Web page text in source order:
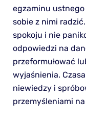
egzaminu
sobie z nimi
spokoju i nie
odpowiedzi na
przeformułować
wyjaśnienia.
niewiedzy i
przemyśleniami